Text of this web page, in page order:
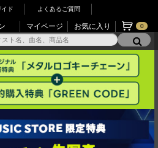
イド よくあるご質問
マイページ お気に入り 0